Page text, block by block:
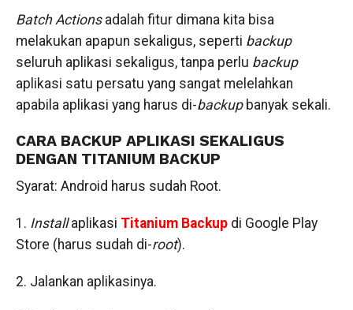
Batch Actions adalah fitur dimana kita bisa
melakukan apapun sekaligus, seperti backup
seluruh aplikasi sekaligus, tanpa perlu backup
aplikasi satu persatu yang sangat melelahkan
apabila aplikasi yang harus di­-backupbanyak sekali.
CARA BACKUP APLIKASI SEKALIGUS
DENGAN TITANIUM BACKUP
Syarat: Android harus sudah Root.
1. Installaplikasi Titanium Backupdi Google Play
Store (harus sudah di-root).
2. Jalankan aplikasinya.